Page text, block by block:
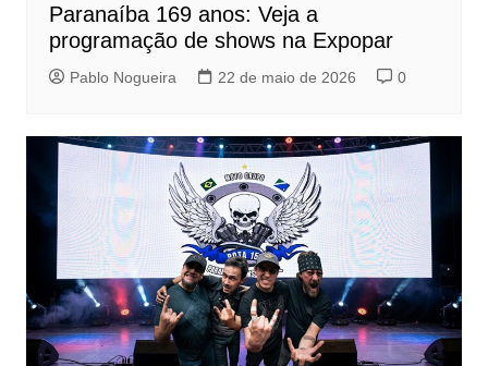
Paranaíba 169 anos: Veja a
programação de shows na Expopar
Pablo Nogueira 22 de maio de 2026 0